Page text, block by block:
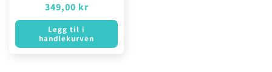
Ordinær
pris
349,00 kr
Legg til i
handlekurven